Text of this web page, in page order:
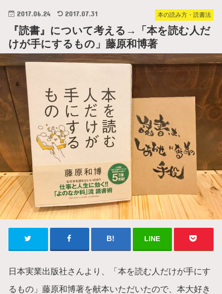
本の読み方・読書法
2017.06.24 2017.07.31
『読書』について考える→「本を読む人だ
けが手にするもの」藤原和博著
LINE
日本実業出版社さんより、「本を読む人だけが手にす
るもの」藤原和博著を献本いただいたので、本大好き